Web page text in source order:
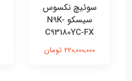
سوئیچ نکسوس
سیسکو N9K-
C93180YC-FX
220,000,000 تومان